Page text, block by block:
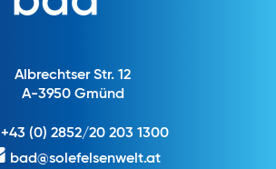
Albrechtser Str. 12
A-3950 Gmünd
+43 (0) 2852/20 203 1300
bad@solefelsenwelt.at